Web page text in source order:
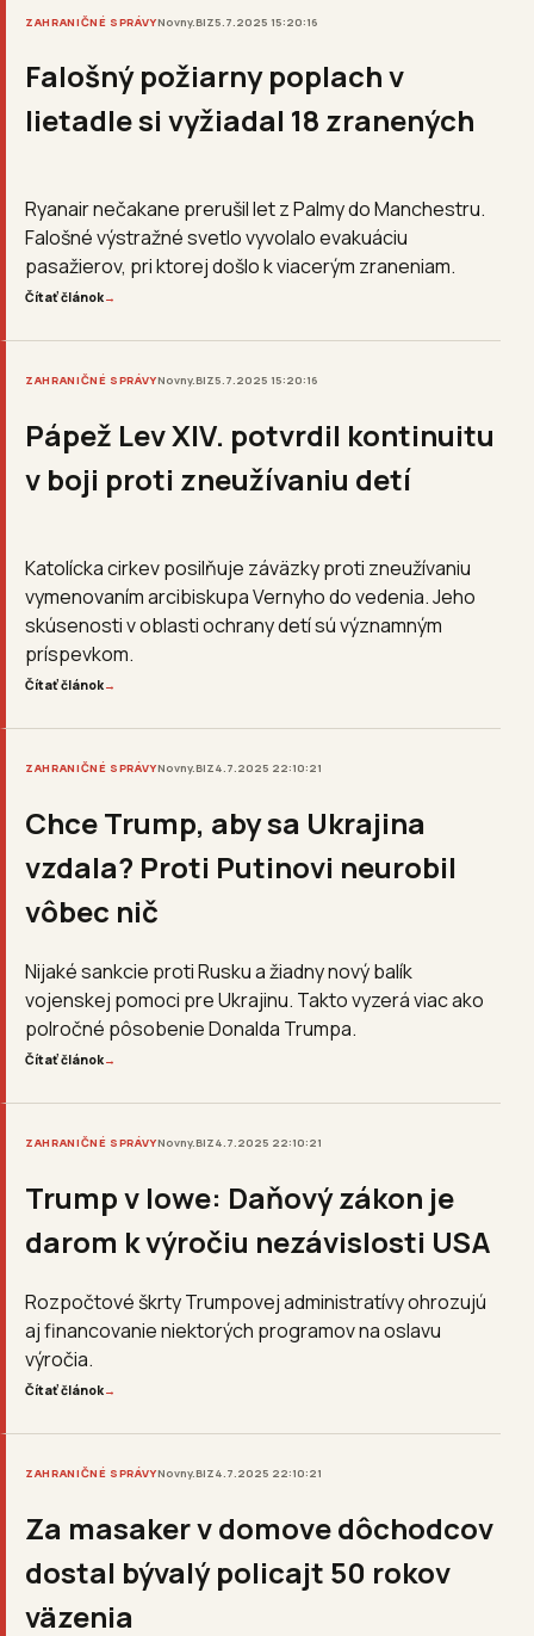
ZAHRANIČNÉ SPRÁVYNovny.BIZ5.7.2025 15:20:16
Falošný požiarny poplach v
lietadle si vyžiadal 18 zranených
Ryanair nečakane prerušil let z Palmy do Manchestru.
Falošné výstražné svetlo vyvolalo evakuáciu
pasažierov, pri ktorej došlo k viacerým zraneniam.
Čítať článok→
ZAHRANIČNÉ SPRÁVYNovny.BIZ5.7.2025 15:20:16
Pápež Lev XIV. potvrdil kontinuitu
v boji proti zneužívaniu detí
Katolícka cirkev posilňuje záväzky proti zneužívaniu
vymenovaním arcibiskupa Vernyho do vedenia. Jeho
skúsenosti v oblasti ochrany detí sú významným
príspevkom.
Čítať článok→
ZAHRANIČNÉ SPRÁVYNovny.BIZ4.7.2025 22:10:21
Chce Trump, aby sa Ukrajina
vzdala? Proti Putinovi neurobil
vôbec nič
Nijaké sankcie proti Rusku a žiadny nový balík
vojenskej pomoci pre Ukrajinu. Takto vyzerá viac ako
polročné pôsobenie Donalda Trumpa.
Čítať článok→
ZAHRANIČNÉ SPRÁVYNovny.BIZ4.7.2025 22:10:21
Trump v Iowe: Daňový zákon je
darom k výročiu nezávislosti USA
Rozpočtové škrty Trumpovej administratívy ohrozujú
aj financovanie niektorých programov na oslavu
výročia.
Čítať článok→
ZAHRANIČNÉ SPRÁVYNovny.BIZ4.7.2025 22:10:21
Za masaker v domove dôchodcov
dostal bývalý policajt 50 rokov
väzenia